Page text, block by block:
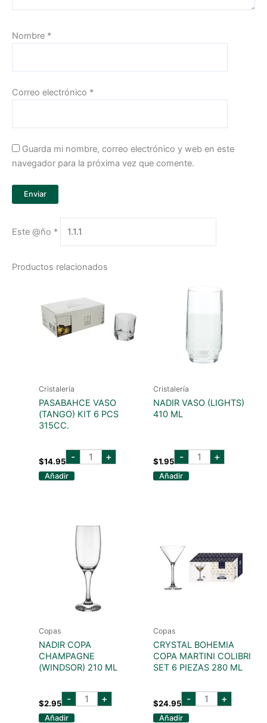
Nombre *
Correo electrónico *
Guarda mi nombre, correo electrónico y web en este
navegador para la próxima vez que comente.
Este @ño *
Productos relacionados
Cristalería
PASABAHCE VASO
(TANGO) KIT 6 PCS
315CC.
$14.95 - PASABAHCE
VASO +
Añadir
Cristalería
NADIR VASO (LIGHTS)
410 ML
$1.95 - NADIR
VASO
(LIGHTS)
410
+
Añadir
Copas
NADIR COPA
CHAMPAGNE
(WINDSOR) 210 ML
$2.95 - NADIR
COPA +
Añadir
Copas
CRYSTAL BOHEMIA
COPA MARTINI COLIBRI
SET 6 PIEZAS 280 ML
$24.95 - CRYSTAL
BOHEMIA
+
Añadir